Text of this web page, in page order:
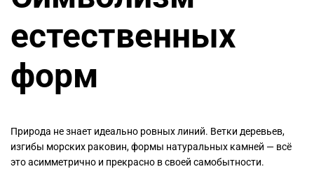
естественных
форм
Природа не знает идеально ровных линий. Ветки деревьев,
изгибы морских раковин, формы натуральных камней — всё
это асимметрично и прекрасно в своей самобытности.